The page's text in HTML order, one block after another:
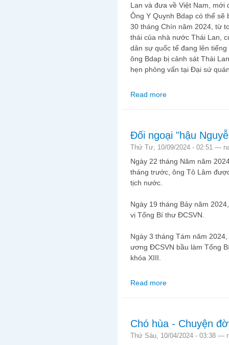
Lan và đưa về Việt Nam, mới
Ông Y Quynh Bdap có thể sẽ
30 tháng Chín năm 2024, từ
thái của nhà nước Thái Lan,
dân sự quốc tế đang lên
ông Bdap bị cảnh sát Thái
hẹn phỏng vấn tại Đại sứ
Read more
Đối ngoại "hậu
Thứ Tư, 10/09/2024 - 02:51 —
Ngày 22 tháng Năm năm
tháng trước, ông Tô Lâm
tịch nước.
Ngày 19 tháng Bảy năm
vị Tổng Bí thư ĐCSVN.
Ngày 3 tháng Tám năm
ương ĐCSVN bầu làm Tổng
khóa XIII.
Read more
Chó hùa - Chuyện
Thứ Sáu, 10/04/2024 - 03:38 —